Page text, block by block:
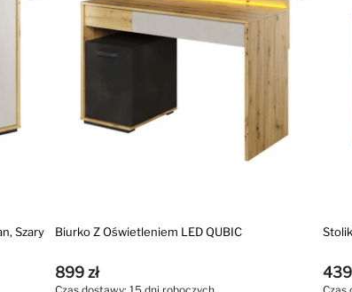
Szary Biurko Z Oświetleniem LED QUBIC
899 zł 439